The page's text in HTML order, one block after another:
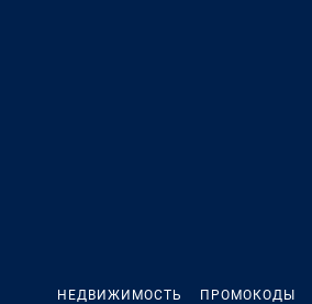
НЕДВИЖИМОСТЬ ПРОМОКОДЫ